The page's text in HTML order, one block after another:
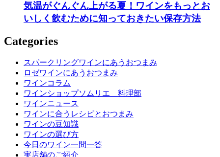
気温がぐんぐん上がる夏！ワインをもっとお
いしく飲むために知っておきたい保存方法
Categories
スパークリングワインにあうおつまみ
ロゼワインにあうおつまみ
ワインコラム
ワインショップソムリエ 料理部
ワインニュース
ワインに合うレシピとおつまみ
ワインの豆知識
ワインの選び方
今日のワイン一問一答
実店舗のご紹介